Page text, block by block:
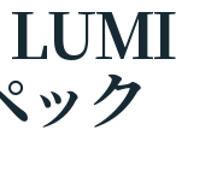
LUMI
ック